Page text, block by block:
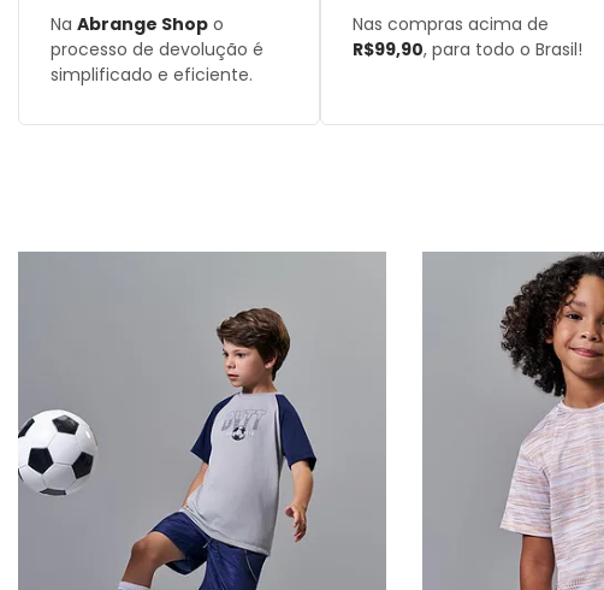
Na Abrange Shop o
processo de devolução é
simplificado e eficiente.
Nas compras acima de
R$99,90, para todo o Brasil!